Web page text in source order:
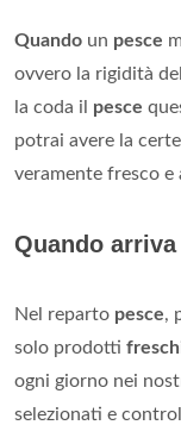
Quando un pesce
ovvero la rigidità
la coda il pesce
potrai avere la
veramente fresco e
Quando
Nel reparto pesce,
solo prodotti
ogni giorno nei
selezionati e